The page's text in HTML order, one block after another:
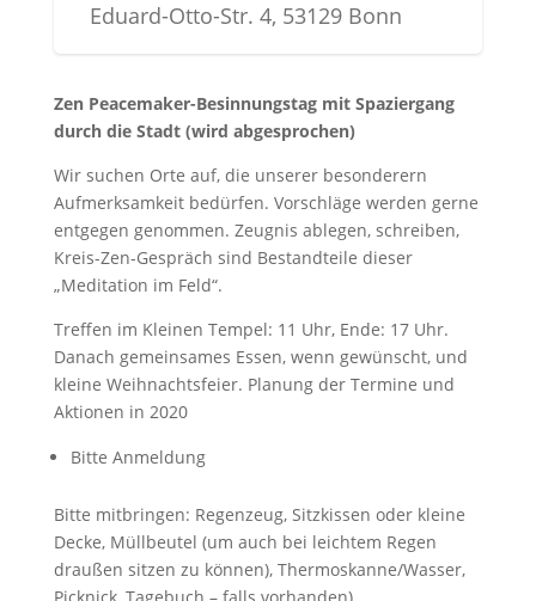
Eduard-Otto-Str. 4, 53129 Bonn
Zen Peacemaker-Besinnungstag mit Spaziergang
durch die Stadt (wird abgesprochen)
Wir suchen Orte auf, die unserer besonderern
Aufmerksamkeit bedürfen. Vorschläge werden gerne
entgegen genommen. Zeugnis ablegen, schreiben,
Kreis-Zen-Gespräch sind Bestandteile dieser
„Meditation im Feld“.
Treffen im Kleinen Tempel: 11 Uhr, Ende: 17 Uhr.
Danach gemeinsames Essen, wenn gewünscht, und
kleine Weihnachtsfeier. Planung der Termine und
Aktionen in 2020
Bitte Anmeldung
Bitte mitbringen: Regenzeug, Sitzkissen oder kleine
Decke, Müllbeutel (um auch bei leichtem Regen
draußen sitzen zu können), Thermoskanne/Wasser,